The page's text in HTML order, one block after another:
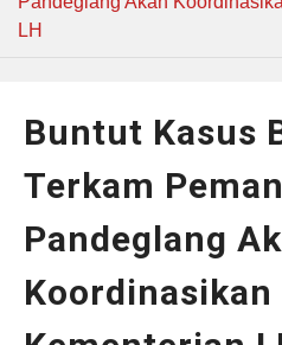
LH
Buntut Kasus
Terkam
Pandeglang
Koordinasikan